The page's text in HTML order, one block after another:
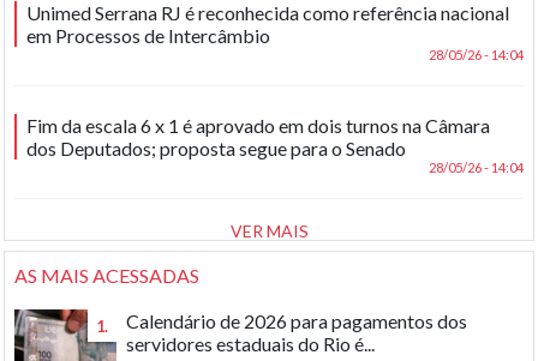
Unimed Serrana RJ é reconhecida como referência nacional
em Processos de Intercâmbio
28/05/26 - 14:04
Fim da escala 6 x 1 é aprovado em dois turnos na Câmara
dos Deputados; proposta segue para o Senado
28/05/26 - 14:04
VER MAIS
AS MAIS ACESSADAS
1.
Calendário de 2026 para pagamentos dos
servidores estaduais do Rio é...